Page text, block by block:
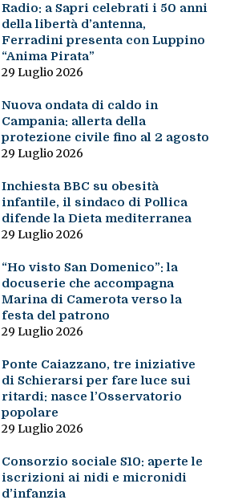
Radio: a Sapri celebrati i 50 anni
della libertà d’antenna,
Ferradini presenta con Luppino
“Anima Pirata”
29 Luglio 2026
Nuova ondata di caldo in
Campania: allerta della
protezione civile fino al 2 agosto
29 Luglio 2026
Inchiesta BBC su obesità
infantile, il sindaco di Pollica
difende la Dieta mediterranea
29 Luglio 2026
“Ho visto San Domenico”: la
docuserie che accompagna
Marina di Camerota verso la
festa del patrono
29 Luglio 2026
Ponte Caiazzano, tre iniziative
di Schierarsi per fare luce sui
ritardi: nasce l’Osservatorio
popolare
29 Luglio 2026
Consorzio sociale S10: aperte le
iscrizioni ai nidi e micronidi
d’infanzia